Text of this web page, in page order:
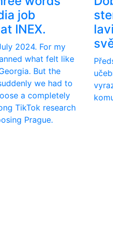
job
INEX.
2024. For my
what felt like
But the
we had to
a completely
TikTok research
Prague.